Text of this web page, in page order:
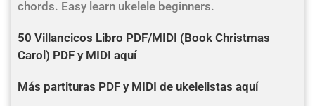
chords. Easy learn ukelele beginners.
50 Villancicos Libro PDF/MIDI (Book Christmas
Carol) PDF y MIDI aquí
Más partituras PDF y MIDI de ukelelistas aquí